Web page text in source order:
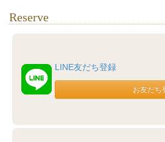
Reserve
LINE友だち登録